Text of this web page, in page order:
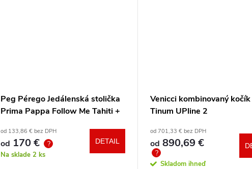
Peg Pérego Jedálenská stolička
Prima Pappa Follow Me Tahiti +
od 133,86 € bez DPH
od 170 € ?
Na sklade 2 ks
DETAIL
Venicci kombinovaný kočík
Tinum UPline 2
od 701,33 € bez DPH
od 890,69 €
?
Skladom ihneď